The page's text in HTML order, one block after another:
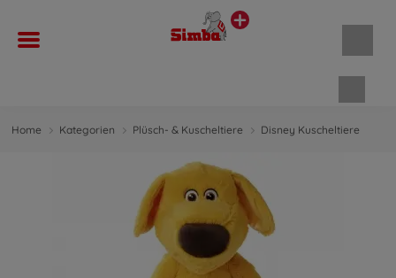
Home Kategorien Plüsch- & Kuscheltiere Disney Kuscheltiere